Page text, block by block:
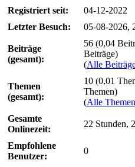
Registriert seit:
04-12-2022
Letzter Besuch:
05-08-2026,
Beiträge
(gesamt):
56 (0,04
Beiträge)
(Alle
Themen
(gesamt):
10 (0,01
Themen)
(Alle
Gesamte
Onlinezeit:
22 Stunden,
Empfohlene
Benutzer:
0